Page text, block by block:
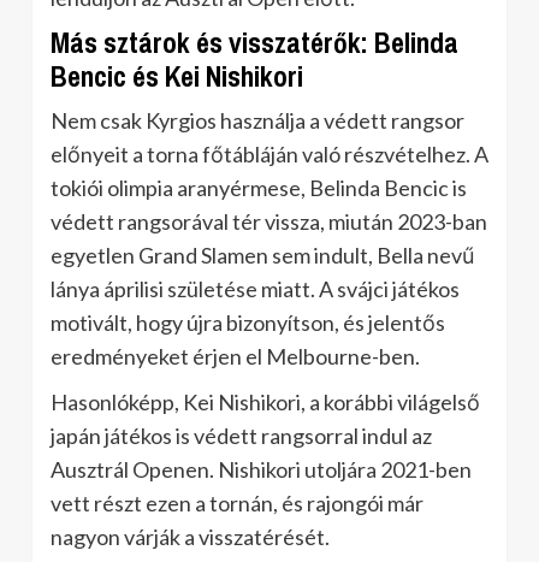
Más sztárok és visszatérők: Belinda
Bencic és Kei Nishikori
Nem csak Kyrgios használja a védett rangsor
előnyeit a torna főtábláján való részvételhez. A
tokiói olimpia aranyérmese, Belinda Bencic is
védett rangsorával tér vissza, miután 2023-ban
egyetlen Grand Slamen sem indult, Bella nevű
lánya áprilisi születése miatt. A svájci játékos
motivált, hogy újra bizonyítson, és jelentős
eredményeket érjen el Melbourne-ben.
Hasonlóképp, Kei Nishikori, a korábbi világelső
japán játékos is védett rangsorral indul az
Ausztrál Openen. Nishikori utoljára 2021-ben
vett részt ezen a tornán, és rajongói már
nagyon várják a visszatérését.